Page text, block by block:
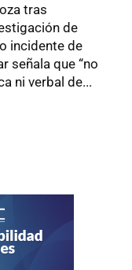
tras
de
incidente de
señala que “no
ni verbal de...